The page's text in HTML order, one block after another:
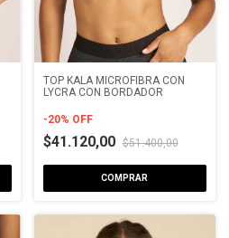
TOP KALA MICROFIBRA CON
LYCRA CON BORDADOR
-20% OFF
$41.120,00 $51.400,00
COMPRAR